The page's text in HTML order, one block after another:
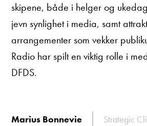
skipene, både i helger og
jevn synlighet i media, samt
arrangementer som vekker
Radio har spilt en viktig rolle i
DFDS.
Marius Bonnevie Strategic